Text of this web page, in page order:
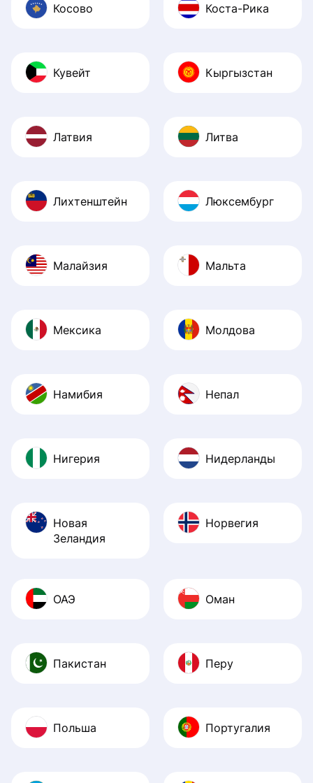
Косово Коста-Рика
Кувейт Кыргызстан
Латвия Литва
Лихтенштейн Люксембург
Малайзия Мальта
Мексика Молдова
Намибия Непал
Нигерия Нидерланды
Новая
Зеландия
Норвегия
ОАЭ Оман
Пакистан Перу
Польша Португалия